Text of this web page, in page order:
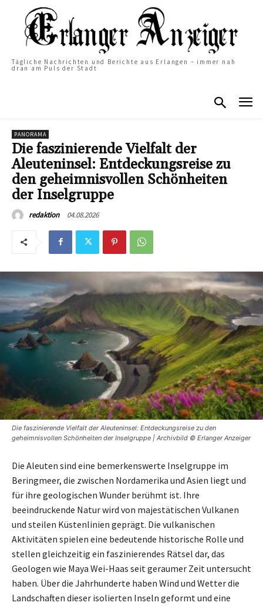
Tägliche Nachrichten und Berichte aus Erlangen – immer nah
dran am Puls der Stadt
PANORAMA
Die faszinierende Vielfalt der
Aleuteninsel: Entdeckungsreise zu
den geheimnisvollen Schönheiten
der Inselgruppe
redaktion 04.08.2026
Die faszinierende Vielfalt der Aleuteninsel: Entdeckungsreise zu den
geheimnisvollen Schönheiten der Inselgruppe | Archivbild © Erlanger Anzeiger
Die Aleuten sind eine bemerkenswerte Inselgruppe im
Beringmeer, die zwischen Nordamerika und Asien liegt und
für ihre geologischen Wunder berühmt ist. Ihre
beeindruckende Natur wird von majestätischen Vulkanen
und steilen Küstenlinien geprägt. Die vulkanischen
Aktivitäten spielen eine bedeutende historische Rolle und
stellen gleichzeitig ein faszinierendes Rätsel dar, das
Geologen wie Maya Wei-Haas seit geraumer Zeit untersucht
haben. Über die Jahrhunderte haben Wind und Wetter die
Landschaften dieser isolierten Inseln geformt und eine